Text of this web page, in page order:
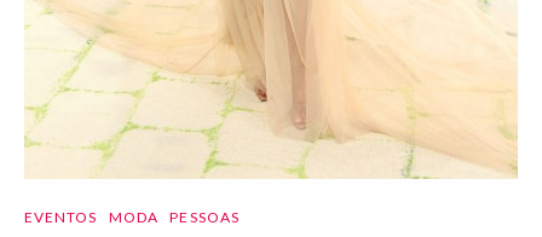
EVENTOS MODA PESSOAS